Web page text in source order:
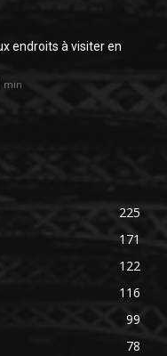
endroits à visiter en
min
225
171
122
116
99
78